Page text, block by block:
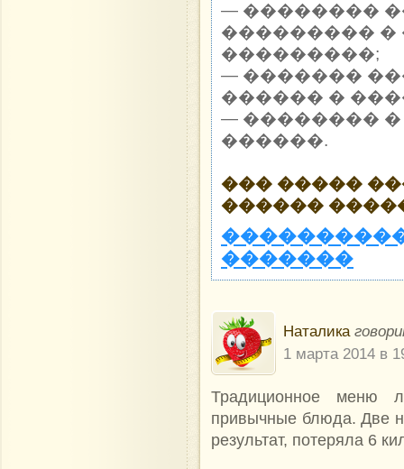
— ��������
���������
���������;
— �������
������ �
— ��������
������.
��� �����
������
�������
Наталика
1 марта 2014 в
Традиционное меню
привычные блюда. Две
результат, потеряла 6